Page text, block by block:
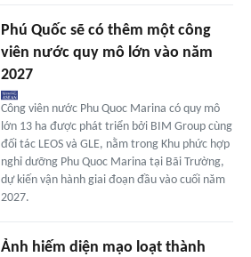
Phú Quốc sẽ có thêm một công
viên nước quy mô lớn vào năm
2027
Công viên nước Phu Quoc Marina có quy mô
lớn 13 ha được phát triển bởi BIM Group cùng
đối tác LEOS và GLE, nằm trong Khu phức hợp
nghỉ dưỡng Phu Quoc Marina tại Bãi Trường,
dự kiến vận hành giai đoạn đầu vào cuối năm
2027.
Ảnh hiếm diện mạo loạt thành